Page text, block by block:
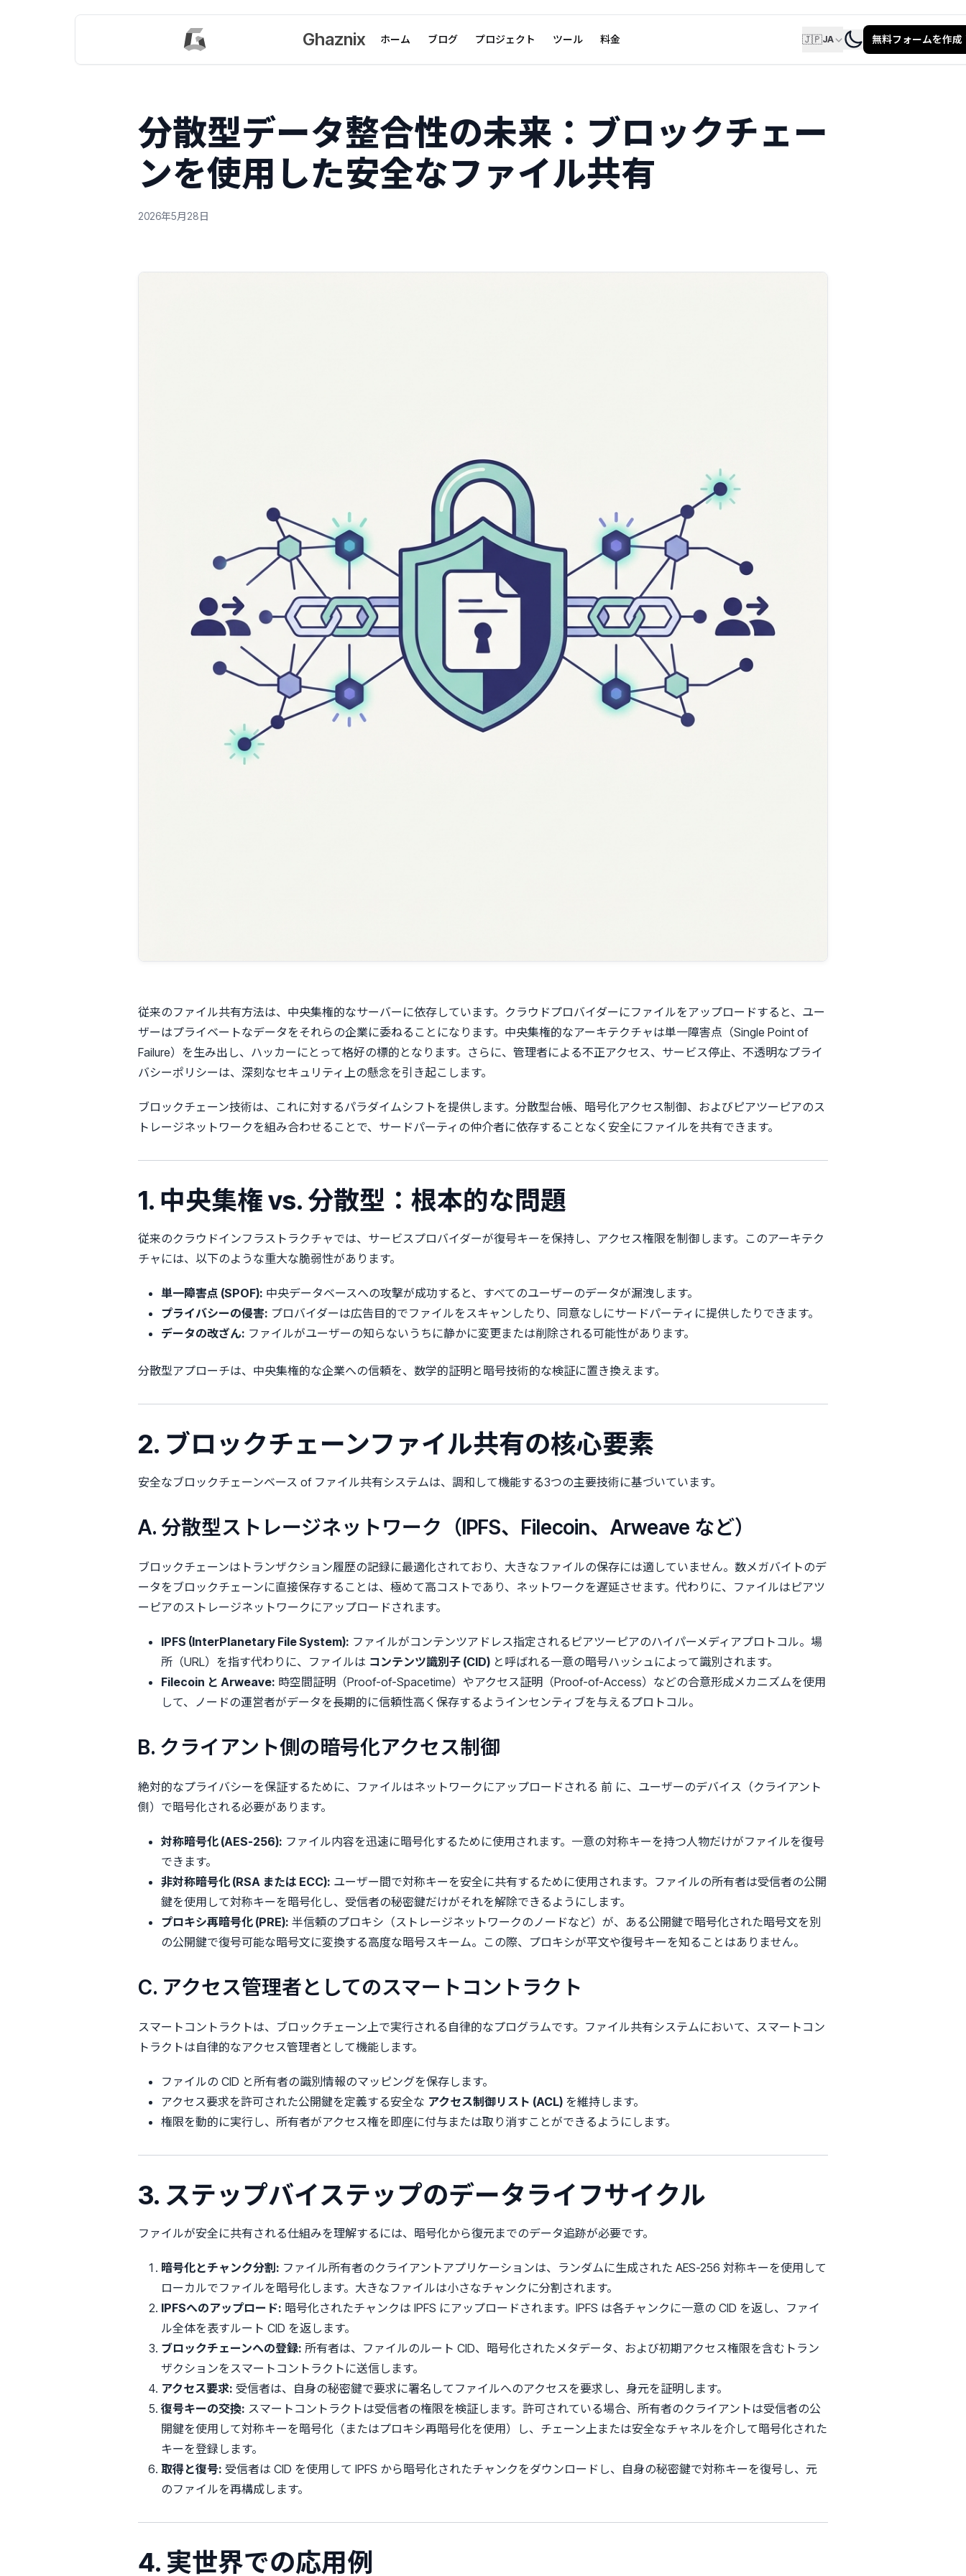
Ghaznix ホーム ブログ プロジェクト ツール 料金 🇯🇵JA 無料フォームを作成
分散型データ整合性の未来：ブロックチェー
ンを使用した安全なファイル共有
2026年5月28日
従来のファイル共有方法は、中央集権的なサーバーに依存しています。クラウドプロバイダーにファイルをアップロードすると、ユー
ザーはプライベートなデータをそれらの企業に委ねることになります。中央集権的なアーキテクチャは単一障害点（Single Point of
Failure）を生み出し、ハッカーにとって格好の標的となります。さらに、管理者による不正アクセス、サービス停止、不透明なプライ
バシーポリシーは、深刻なセキュリティ上の懸念を引き起こします。
ブロックチェーン技術は、これに対するパラダイムシフトを提供します。分散型台帳、暗号化アクセス制御、およびピアツーピアのス
トレージネットワークを組み合わせることで、サードパーティの仲介者に依存することなく安全にファイルを共有できます。
1. 中央集権 vs. 分散型：根本的な問題
従来のクラウドインフラストラクチャでは、サービスプロバイダーが復号キーを保持し、アクセス権限を制御します。このアーキテク
チャには、以下のような重大な脆弱性があります。
単一障害点 (SPOF): 中央データベースへの攻撃が成功すると、すべてのユーザーのデータが漏洩します。
プライバシーの侵害: プロバイダーは広告目的でファイルをスキャンしたり、同意なしにサードパーティに提供したりできます。
データの改ざん: ファイルがユーザーの知らないうちに静かに変更または削除される可能性があります。
分散型アプローチは、中央集権的な企業への信頼を、数学的証明と暗号技術的な検証に置き換えます。
2. ブロックチェーンファイル共有の核心要素
安全なブロックチェーンベース of ファイル共有システムは、調和して機能する3つの主要技術に基づいています。
A. 分散型ストレージネットワーク（IPFS、Filecoin、Arweave など）
ブロックチェーンはトランザクション履歴の記録に最適化されており、大きなファイルの保存には適していません。数メガバイトのデ
ータをブロックチェーンに直接保存することは、極めて高コストであり、ネットワークを遅延させます。代わりに、ファイルはピアツ
ーピアのストレージネットワークにアップロードされます。
IPFS (InterPlanetary File System): ファイルがコンテンツアドレス指定されるピアツーピアのハイパーメディアプロトコル。場
所（URL）を指す代わりに、ファイルは コンテンツ識別子 (CID) と呼ばれる一意の暗号ハッシュによって識別されます。
Filecoin と Arweave: 時空間証明（Proof-of-Spacetime）やアクセス証明（Proof-of-Access）などの合意形成メカニズムを使用
して、ノードの運営者がデータを長期的に信頼性高く保存するようインセンティブを与えるプロトコル。
B. クライアント側の暗号化アクセス制御
絶対的なプライバシーを保証するために、ファイルはネットワークにアップロードされる 前 に、ユーザーのデバイス（クライアント
側）で暗号化される必要があります。
対称暗号化 (AES-256): ファイル内容を迅速に暗号化するために使用されます。一意の対称キーを持つ人物だけがファイルを復号
できます。
非対称暗号化 (RSA または ECC): ユーザー間で対称キーを安全に共有するために使用されます。ファイルの所有者は受信者の公開
鍵を使用して対称キーを暗号化し、受信者の秘密鍵だけがそれを解除できるようにします。
プロキシ再暗号化 (PRE): 半信頼のプロキシ（ストレージネットワークのノードなど）が、ある公開鍵で暗号化された暗号文を別
の公開鍵で復号可能な暗号文に変換する高度な暗号スキーム。この際、プロキシが平文や復号キーを知ることはありません。
C. アクセス管理者としてのスマートコントラクト
スマートコントラクトは、ブロックチェーン上で実行される自律的なプログラムです。ファイル共有システムにおいて、スマートコン
トラクトは自律的なアクセス管理者として機能します。
ファイルの CID と所有者の識別情報のマッピングを保存します。
アクセス要求を許可された公開鍵を定義する安全な アクセス制御リスト (ACL) を維持します。
権限を動的に実行し、所有者がアクセス権を即座に付与または取り消すことができるようにします。
3. ステップバイステップのデータライフサイクル
ファイルが安全に共有される仕組みを理解するには、暗号化から復元までのデータ追跡が必要です。
暗号化とチャンク分割: ファイル所有者のクライアントアプリケーションは、ランダムに生成された AES-256 対称キーを使用して
ローカルでファイルを暗号化します。大きなファイルは小さなチャンクに分割されます。
IPFSへのアップロード: 暗号化されたチャンクは IPFS にアップロードされます。IPFS は各チャンクに一意の CID を返し、ファイ
ル全体を表すルート CID を返します。
ブロックチェーンへの登録: 所有者は、ファイルのルート CID、暗号化されたメタデータ、および初期アクセス権限を含むトラン
ザクションをスマートコントラクトに送信します。
アクセス要求: 受信者は、自身の秘密鍵で要求に署名してファイルへのアクセスを要求し、身元を証明します。
復号キーの交換: スマートコントラクトは受信者の権限を検証します。許可されている場合、所有者のクライアントは受信者の公
開鍵を使用して対称キーを暗号化（またはプロキシ再暗号化を使用）し、チェーン上または安全なチャネルを介して暗号化された
キーを登録します。
取得と復号: 受信者は CID を使用して IPFS から暗号化されたチャンクをダウンロードし、自身の秘密鍵で対称キーを復号し、元
のファイルを再構成します。
4. 実世界での応用例